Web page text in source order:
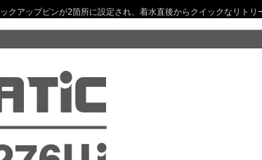
クアップピンが2箇所に設定され、着水直後からクイックなリトリ